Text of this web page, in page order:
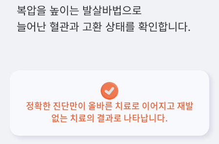
정확한 진단만이 올바른 치료로 이어지고 재발
없는 치료의 결과로 나타납니다.